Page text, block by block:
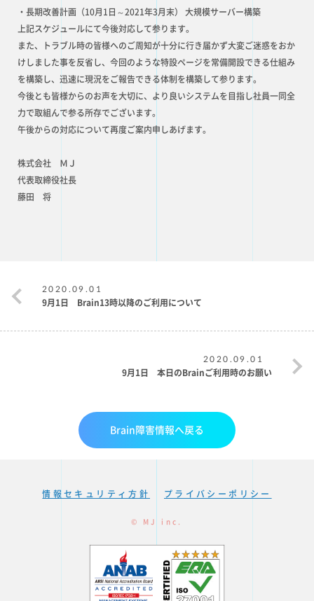
・長期改善計画（10月1日～2021年3月末） 大規模サーバー構築
上記スケジュールにて今後対応して参ります。
また、トラブル時の皆様へのご周知が十分に行き届かず大変ご迷惑をおか
けしました事を反省し、今回のような特設ページを常備開設できる仕組み
を構築し、迅速に現況をご報告できる体制を構築して参ります。
今後とも皆様からのお声を大切に、より良いシステムを目指し社員一同全
力で取組んで参る所存でございます。
午後からの対応について再度ご案内申しあげます。
株式会社 ＭＪ
代表取締役社長
藤田 将
2020.09.01
9月1日 Brain13時以降のご利用について
2020.09.01
9月1日 本日のBrainご利用時のお願い
Brain障害情報へ戻る
情報セキュリティ方針 プライバシーポリシー
© MJ inc.